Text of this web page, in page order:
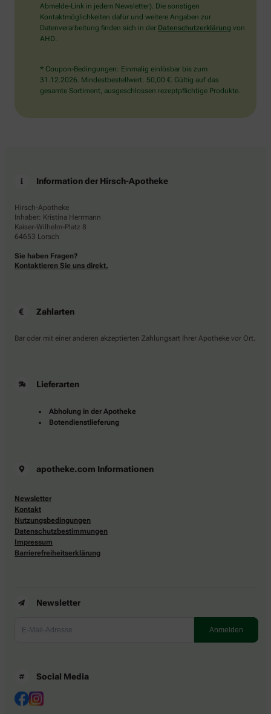
Abmelde-Link in jedem Newsletter). Die sonstigen
Kontaktmöglichkeiten dafür und weitere Angaben zur
Datenverarbeitung finden sich in der Datenschutzerklärung von
AHD.
* Coupon-Bedingungen: Einmalig einlösbar bis zum
31.12.2026. Mindestbestellwert: 50,00 €. Gültig auf das
gesamte Sortiment, ausgeschlossen rezeptpflichtige Produkte.
Information der Hirsch-Apotheke
Hirsch-Apotheke
Inhaber: Kristina Herrmann
Kaiser-Wilhelm-Platz 8
64653 Lorsch
Sie haben Fragen?
Kontaktieren Sie uns direkt.
Zahlarten
Bar oder mit einer anderen akzeptierten Zahlungsart Ihrer Apotheke vor Ort.
Lieferarten
Abholung in der Apotheke
Botendienstlieferung
apotheke.com Informationen
Newsletter
Kontakt
Nutzungsbedingungen
Datenschutzbestimmungen
Impressum
Barrierefreiheitserklärung
Newsletter
Social Media